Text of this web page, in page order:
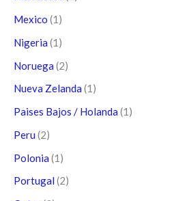
Mexico (1)
Nigeria (1)
Noruega (2)
Nueva Zelanda (1)
Paises Bajos / Holanda (1)
Peru (2)
Polonia (1)
Portugal (2)